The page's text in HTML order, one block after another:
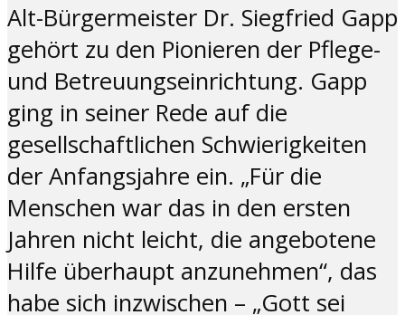
Alt-Bürgermeister Dr. Siegfried Gapp
gehört zu den Pionieren der Pflege-
und Betreuungseinrichtung. Gapp
ging in seiner Rede auf die
gesellschaftlichen Schwierigkeiten
der Anfangsjahre ein. „Für die
Menschen war das in den ersten
Jahren nicht leicht, die angebotene
Hilfe überhaupt anzunehmen“, das
habe sich inzwischen – „Gott sei